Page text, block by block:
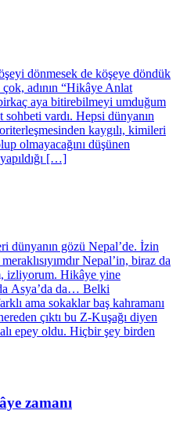
dönmesek de köşeye döndük
adının “Hikâye Anlat
aya bitirebilmeyi umduğum
sohbeti vardı. Hepsi dünyanın
kaygılı, kimileri
olmayacağını düşünen
[…]
dünyanın gözü Nepal’de. İzin
Nepal’in, biraz da
izliyorum. Hikâye yine
Asya’da da… Belki
ama sokaklar baş kahramanı
çıktı bu Z-Kuşağı diyen
epey oldu. Hiçbir şey birden
zamanı